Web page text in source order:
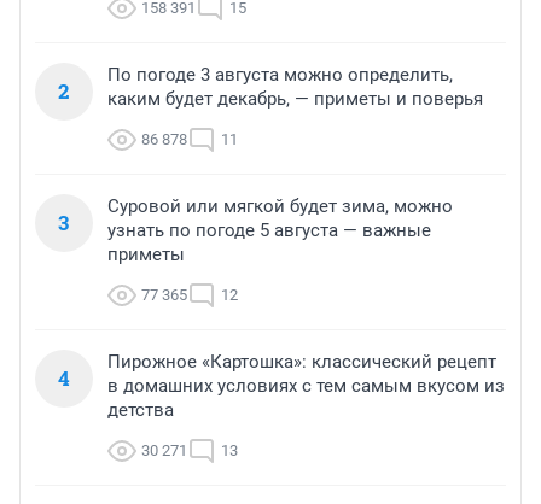
158 391 15
2
По погоде 3 августа можно определить,
каким будет декабрь, — приметы и поверья
86 878 11
3
Суровой или мягкой будет зима, можно
узнать по погоде 5 августа — важные
приметы
77 365 12
4
Пирожное «Картошка»: классический рецепт
в домашних условиях с тем самым вкусом из
детства
30 271 13